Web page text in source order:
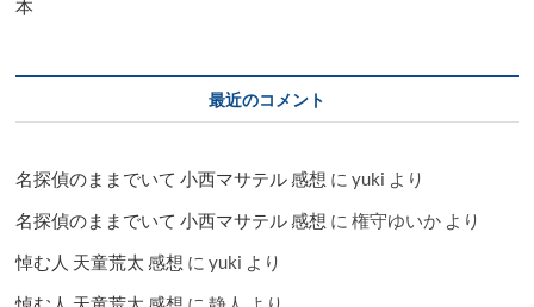
本
最近のコメント
名探偵のままでいて 小西マサテル 感想 にyuki より
名探偵のままでいて 小西マサテル 感想 に権守ゆいか より
悼む人 天童荒太 感想 にyuki より